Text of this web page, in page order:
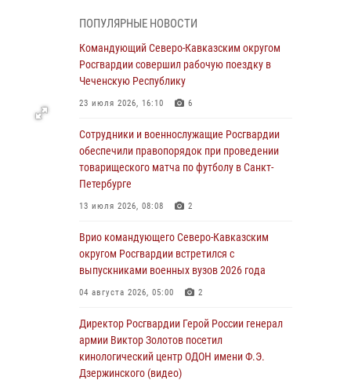
И.К. Яковлева
06 августа 2026, 13:24
Росгвардейцы задержали мужчину,
открывшего стрельбу в Подмосковье (видео)
Росгвардейцы провели выставку вооружения
для участников сбора «Гвардеец» в Пензе
(видео)
06 августа 2026, 12:00
В Курске росгвардейцы приняли участие в
митинге, посвященном второй годовщине
вторжения ВСУ на территорию области
06 августа 2026, 11:56 4
В Санкт-Петербурге наряд Росгвардии
задержал правонарушителя, угрожавшего
подростку травматическим пистолетом
06 августа 2026, 11:33
ПОПУЛЯРНЫЕ НОВОСТИ
Командующий Северо-Кавказским округом
Росгвардии совершил рабочую поездку в
Чеченскую Республику
23 июля 2026, 16:10 6
Сотрудники и военнослужащие Росгвардии
обеспечили правопорядок при проведении
товарищеского матча по футболу в Санкт-
Петербурге
13 июля 2026, 08:08 2
Врио командующего Северо-Кавказским
округом Росгвардии встретился с
выпускниками военных вузов 2026 года
04 августа 2026, 05:00 2
Директор Росгвардии Герой России генерал
армии Виктор Золотов посетил
кинологический центр ОДОН имени Ф.Э.
Дзержинского (видео)